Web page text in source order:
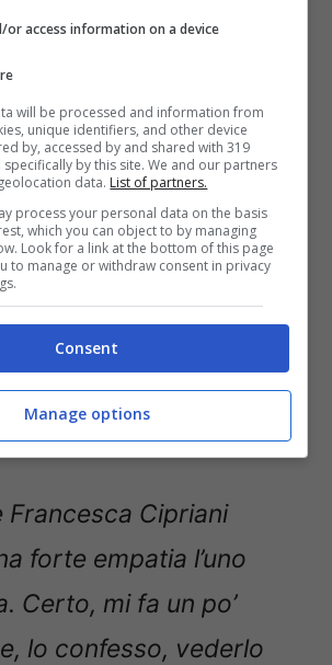
e Sarah Altobellohanno
rapporto d’amicizia all’Isola
tratta di un’amica speciale
ha rilasciato delle
un po’ particolari a
, infatti, ha detto:
Francesca Cipriani
forte empatia l’uno
Certo, mi fa un po’
lo confesso, vederlo
or access information on a device
will be processed and information from
unique identifiers, and other device
by, accessed by and shared with 319
by this site. We and our partners
data. List of partners.
process your personal data on the basis
which you can object to by managing
Look for a link at the bottom of this page
to manage or withdraw consent in privacy
Consent
Manage options